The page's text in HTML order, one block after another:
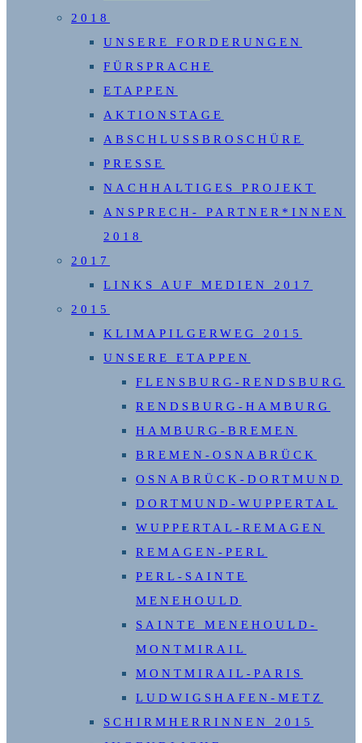
2018
UNSERE FORDERUNGEN
FÜRSPRACHE
ETAPPEN
AKTIONSTAGE
ABSCHLUSSBROSCHÜRE
PRESSE
NACHHALTIGES PROJEKT
ANSPRECH- PARTNER*INNEN
2018
2017
LINKS AUF MEDIEN 2017
2015
KLIMAPILGERWEG 2015
UNSERE ETAPPEN
FLENSBURG-RENDSBURG
RENDSBURG-HAMBURG
HAMBURG-BREMEN
BREMEN-OSNABRÜCK
OSNABRÜCK-DORTMUND
DORTMUND-WUPPERTAL
WUPPERTAL-REMAGEN
REMAGEN-PERL
PERL-SAINTE
MENEHOULD
SAINTE MENEHOULD-
MONTMIRAIL
MONTMIRAIL-PARIS
LUDWIGSHAFEN-METZ
SCHIRMHERRINNEN 2015